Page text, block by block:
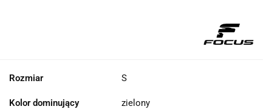
Rozmiar S
Kolor dominujący zielony